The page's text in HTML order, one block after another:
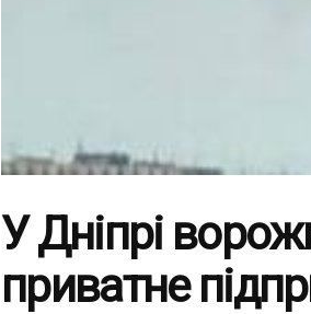
У Дніпрі
приватне